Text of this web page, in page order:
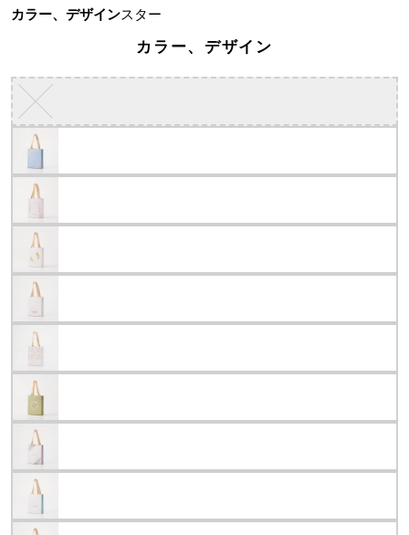
カラー、デザインスター
カラー、デザイン